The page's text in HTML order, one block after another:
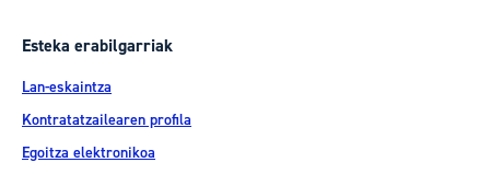
Esteka erabilgarriak
Lan-eskaintza
Kontratatzailearen profila
Egoitza elektronikoa